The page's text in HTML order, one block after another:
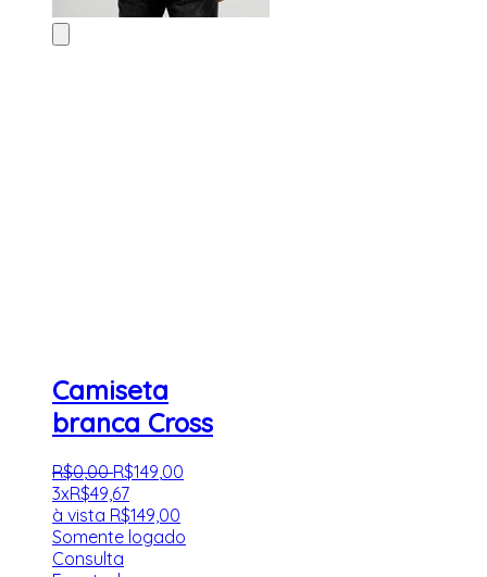
Camiseta
branca Cross
R$0,00 R$149 00
3xR$49,67
à vista R$149,00
Somente logado
Consulta